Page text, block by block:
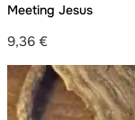
Meeting Jesus
9,36 €